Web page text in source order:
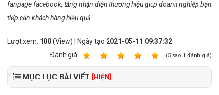
fanpage facebook, tăng nhận diện thương hiệu giúp doanh nghiệp bạn
tiếp cận khách hàng hiệu quả.
Lượt xem: 100(View) | Ngày tạo 2021-05-11 09:37:32
Ðánh giá:
(5 sao 1 đánh giá)
MỤC LỤC BÀI VIẾT [HIỆN]